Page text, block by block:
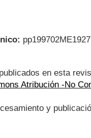
en esta
Atribución -No
y